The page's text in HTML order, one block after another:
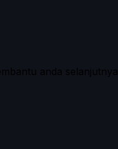
anda selanjutnya